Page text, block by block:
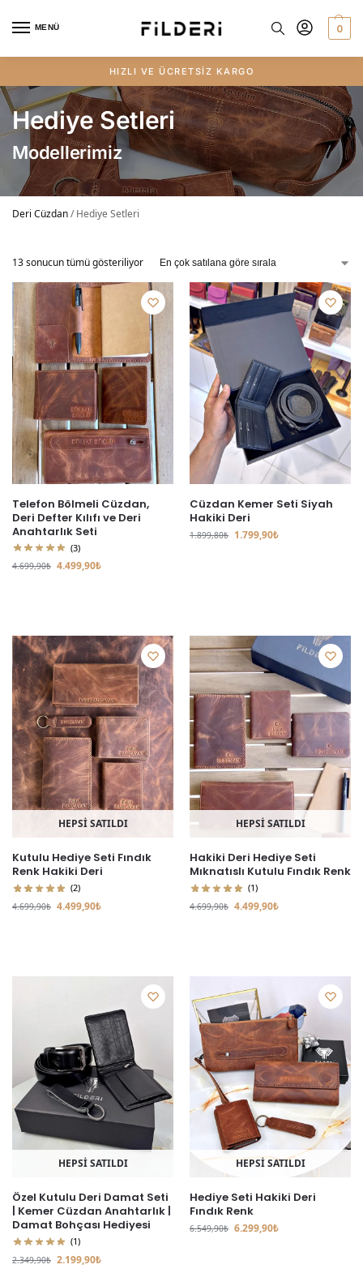
MENÜ 0
HIZLI VE ÜCRETSİZ KARGO
Hediye Setleri
Modellerimiz
Deri Cüzdan/Hediye Setleri
13 sonucun tümü gösteriliyor
Telefon Bölmeli Cüzdan,
Deri Defter Kılıfı ve Deri
Anahtarlık Seti
(3)
4.699,90₺ 4.499,90₺
Cüzdan Kemer Seti Siyah
Hakiki Deri
1.899,80₺ 1.799,90₺
HEPSİ SATILDI
Kutulu Hediye Seti Fındık
Renk Hakiki Deri
(2)
4.699,90₺ 4.499,90₺
HEPSİ SATILDI
Hakiki Deri Hediye Seti
Mıknatıslı Kutulu Fındık Renk
(1)
4.699,90₺ 4.499,90₺
HEPSİ SATILDI
Özel Kutulu Deri Damat Seti
| Kemer Cüzdan Anahtarlık |
Damat Bohçası Hediyesi
(1)
2.349,90₺ 2.199,90₺
HEPSİ SATILDI
Hediye Seti Hakiki Deri
Fındık Renk
6.549,90₺ 6.299,90₺